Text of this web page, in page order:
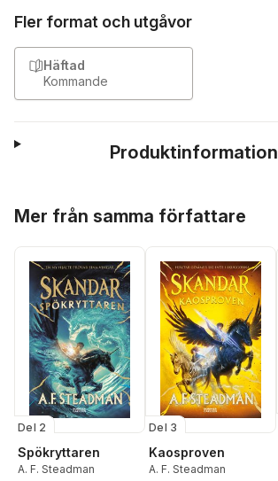
Fler format och utgåvor
Häftad
Kommande
Produktinformation
Mer från samma författare
Del 2
Spökryttaren
A. F. Steadman
Del 3
Kaosproven
A. F. Steadman